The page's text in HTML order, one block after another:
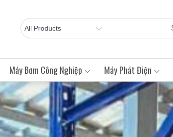
Máy Bơm Công Nghiệp Máy Phát Điện